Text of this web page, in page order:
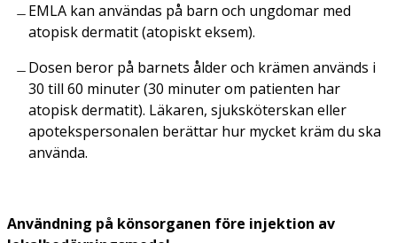
EMLA kan användas på barn och ungdomar med
atopisk dermatit (atopiskt eksem).
Dosen beror på barnets ålder och krämen används i
30 till 60 minuter (30 minuter om patienten har
atopisk dermatit). Läkaren, sjuksköterskan eller
apotekspersonalen berättar hur mycket kräm du ska
använda.
Användning på könsorganen före injektion av